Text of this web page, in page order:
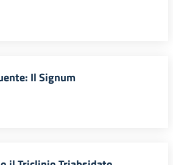
Il Signum